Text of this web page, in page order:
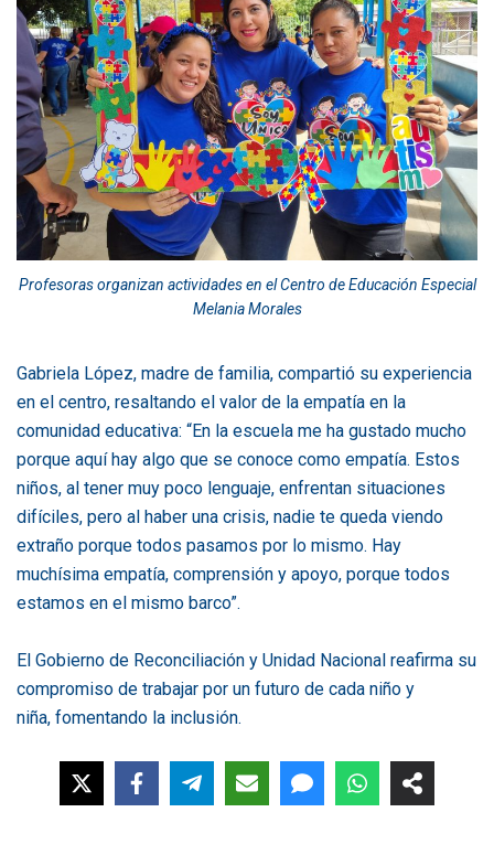
Profesoras organizan actividades en el Centro de Educación Especial
Melania Morales
Gabriela López, madre de familia, compartió su experiencia
en el centro, resaltando el valor de la empatía en la
comunidad educativa: “En la escuela me ha gustado mucho
porque aquí hay algo que se conoce como empatía. Estos
niños, al tener muy poco lenguaje, enfrentan situaciones
difíciles, pero al haber una crisis, nadie te queda viendo
extraño porque todos pasamos por lo mismo. Hay
muchísima empatía, comprensión y apoyo, porque todos
estamos en el mismo barco”.
El Gobierno de Reconciliación y Unidad Nacional reafirma su
compromiso de trabajar por un futuro de cada niño y
niña, fomentando la inclusión.